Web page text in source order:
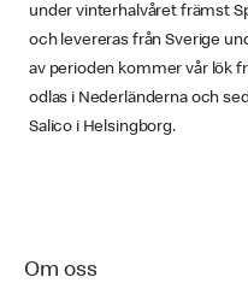
under vinterhalvåret främst
och levereras från Sverige
av perioden kommer vår lök
odlas i Nederländerna och
Salico i Helsingborg.
Om oss